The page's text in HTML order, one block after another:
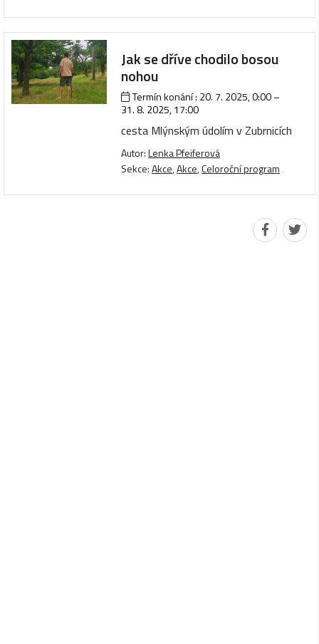
Jak se dříve chodilo bosou
nohou
Termín konání : 20. 7. 2025, 0:00–
31. 8. 2025, 17:00
cesta Mlýnským údolím v Zubrnicích
Autor:Lenka Pfeiferová
Sekce:Akce,Akce,Celoroční program